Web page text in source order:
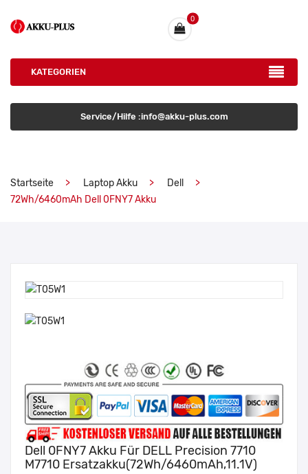
0
KATEGORIEN
Service/Hilfe :info@akku-plus.com
Startseite Laptop Akku
Dell
72Wh/6460mAh Dell 0FNY7 Akku
Dell 0FNY7 Akku Für DELL Precision 7710
M7710 Ersatzakku(72Wh/6460mAh,11.1V)